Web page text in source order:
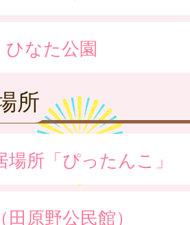
ひなた公園
所
所「ぴったんこ」
原野公民館）